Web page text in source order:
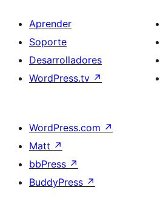
Aprender
Soporte
Desarrolladores
WordPress.tv ↗
WordPress.com ↗
Matt ↗
bbPress ↗
BuddyPress ↗